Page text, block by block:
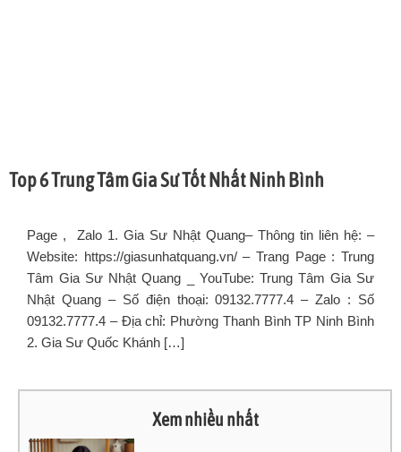
Top 6 Trung Tâm Gia Sư Tốt Nhất Ninh Bình
Page , Zalo 1. Gia Sư Nhật Quang– Thông tin liên hệ: –
Website: https://giasunhatquang.vn/ – Trang Page : Trung
Tâm Gia Sư Nhật Quang _ YouTube: Trung Tâm Gia Sư
Nhật Quang – Số điện thoại: 09132.7777.4 – Zalo : Số
09132.7777.4 – Địa chỉ: Phường Thanh Bình TP Ninh Bình
2. Gia Sư Quốc Khánh […]
Xem nhiều nhất